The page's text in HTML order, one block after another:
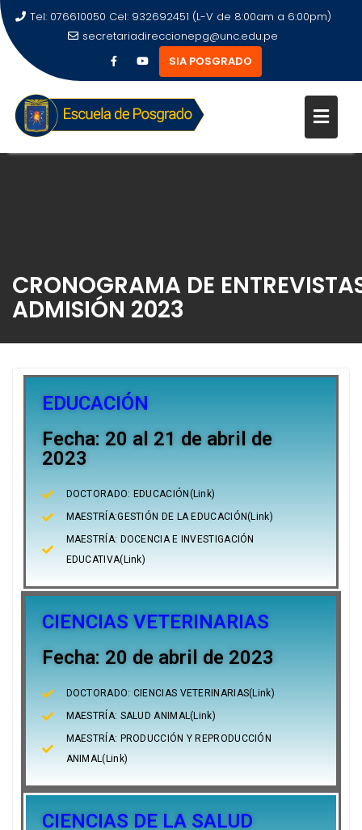
Tel: 076610050 Cel: 932692451 (L-V de 8:00am a 6:00pm)
secretariadireccionepg@unc.edu.pe
SIA POSGRADO
CRONOGRAMA DE
ADMISIÓN 2023
EDUCACIÓN
Fecha: 20 al 21 de abril de
2023
DOCTORADO: EDUCACIÓN(Link)
MAESTRÍA:GESTIÓN DE LA EDUCACIÓN(Link)
MAESTRÍA: DOCENCIA E INVESTIGACIÓN
EDUCATIVA(Link)
CIENCIAS VETERINARIAS
Fecha: 20 de abril de 2023
DOCTORADO: CIENCIAS VETERINARIAS(Link)
MAESTRÍA: SALUD ANIMAL(Link)
MAESTRÍA: PRODUCCIÓN Y REPRODUCCIÓN
ANIMAL(Link)
CIENCIAS DE LA SALUD